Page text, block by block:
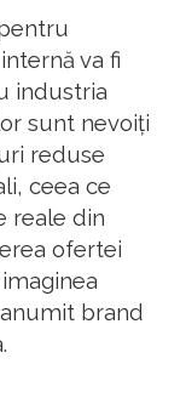
va fi
industria
sunt nevoiți
reduse
ceea ce
reale din
ofertei
brand